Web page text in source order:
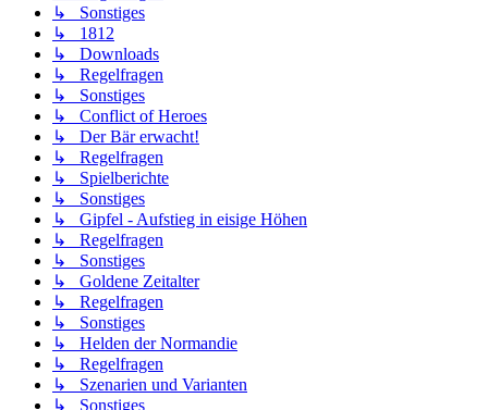
↳ Sonstiges
↳ 1812
↳ Downloads
↳ Regelfragen
↳ Sonstiges
↳ Conflict of Heroes
↳ Der Bär erwacht!
↳ Regelfragen
↳ Spielberichte
↳ Sonstiges
↳ Gipfel - Aufstieg in eisige Höhen
↳ Regelfragen
↳ Sonstiges
↳ Goldene Zeitalter
↳ Regelfragen
↳ Sonstiges
↳ Helden der Normandie
↳ Regelfragen
↳ Szenarien und Varianten
↳ Sonstiges